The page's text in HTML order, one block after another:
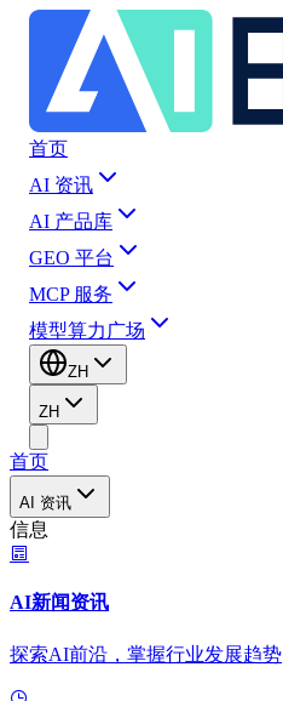
首页
AI 资讯
AI 产品库
GEO 平台
MCP 服务
模型算力广场
ZH
ZH
首页
AI 资讯
信息
AI新闻资讯
探索AI前沿，掌握行业发展趋势